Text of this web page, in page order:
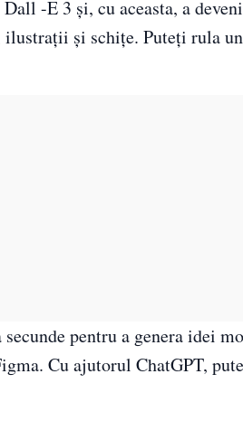
-E 3 și, cu aceasta, a
și schițe. Puteți rula
secunde pentru a genera idei
Cu ajutorul ChatGPT,